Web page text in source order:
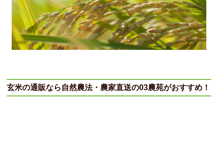
玄米の通販なら自然農法・農家直送の03農苑がおすすめ！